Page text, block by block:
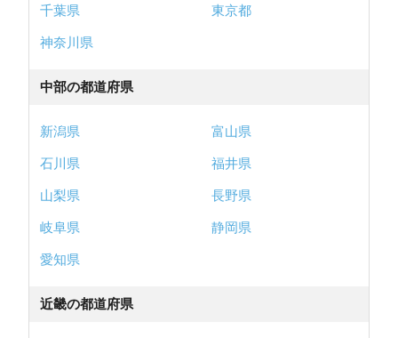
千葉県
東京都
神奈川県
中部の都道府県
新潟県
富山県
石川県
福井県
山梨県
長野県
岐阜県
静岡県
愛知県
近畿の都道府県